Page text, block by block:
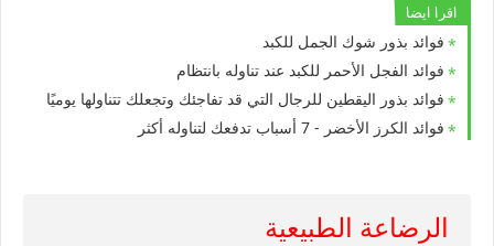
اقرا ايضا
فوائد بذور شوك الجمل للكبد
فوائد الفجل الأحمر للكبد عند تناوله بانتظام
فوائد بذور اليقطين للرجال التي قد تفاجئك وتجعلك تتناولها يوميًا
فوائد الكرز الأخضر - 7 أسباب تدفعك لتناوله أكثر
الرضاعة الطبيعية